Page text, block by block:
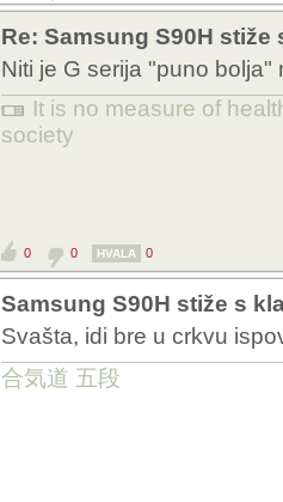
Re: Samsung S90H
Niti je G serija "puno bolja"
It is no measure of
society
0 0 HVALA 0
Samsung S90H stiže s
Svašta, idi bre u crkvu
合気道 五段